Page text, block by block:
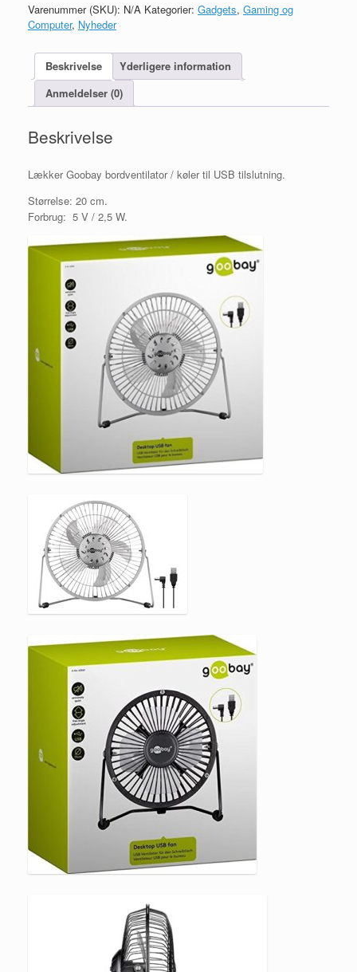
USB.
antal
Varenummer (SKU): N/A Kategorier: Gadgets, Gaming og
Computer, Nyheder
Beskrivelse
Yderligere information
Anmeldelser (0)
Beskrivelse
Lækker Goobay bordventilator / køler til USB tilslutning.
Størrelse: 20 cm.
Forbrug: 5 V / 2,5 W.